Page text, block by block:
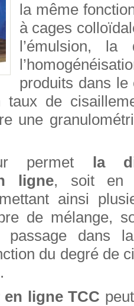
la même
à cages
l’émulsion, la
produits dans
taux de
une
permet
la
ligne, soit en
ainsi
de mélange,
dans
du degré de
ligne TCC